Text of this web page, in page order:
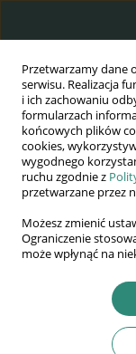
Przetwarzamy dane
serwisu. Realizacja
i ich zachowaniu
formularzach
końcowych plików
cookies,
wygodnego
ruchu zgodnie z
przetwarzane przez
Możesz zmienić
Ograniczenie
może wpłynąć na
AWSGE
Akademia
WSGE
im. Alcide De